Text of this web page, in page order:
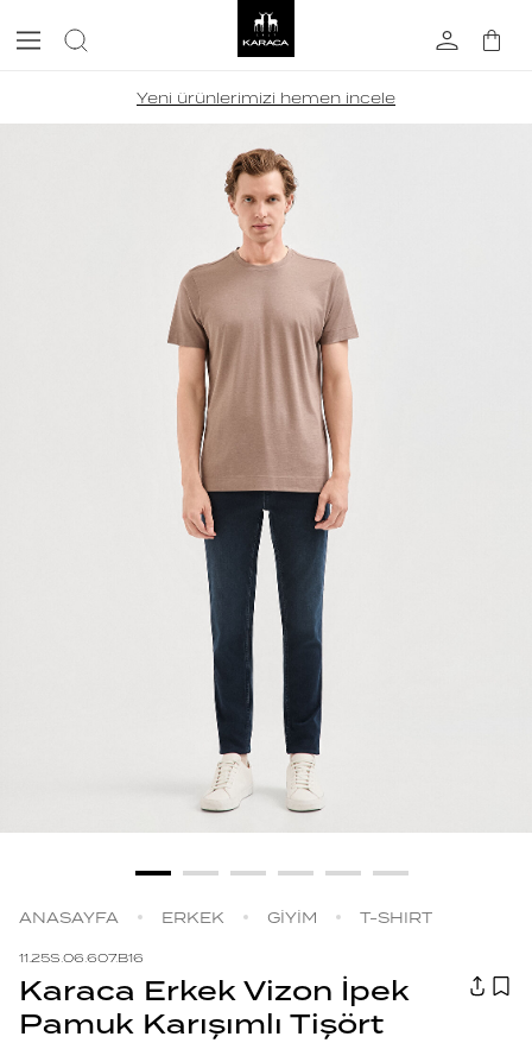
Yeni ürünlerimizi hemen incele
ANASAYFA ERKEK GİYİM T-SHIRT
11.25S.06.607.B16
Karaca Erkek Vizon İpek
Pamuk Karışımlı Tişört